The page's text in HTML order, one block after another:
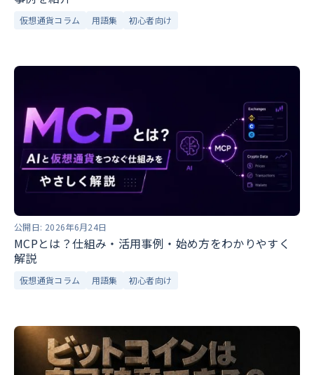
仮想通貨コラム 用語集 初心者向け
公開日: 2026年6月24日
MCPとは？仕組み・活用事例・始め方をわかりやすく
解説
仮想通貨コラム 用語集 初心者向け